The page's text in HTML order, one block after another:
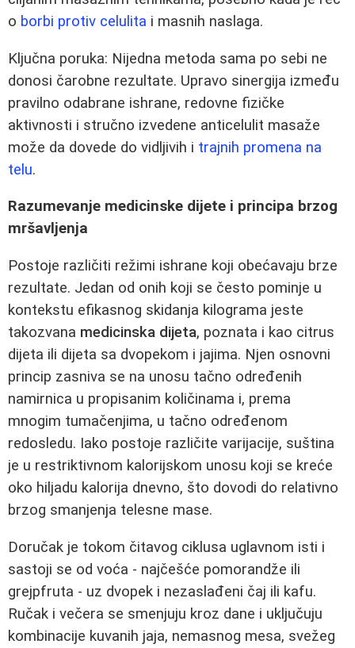
o borbi protiv celulita i masnih naslaga.
Ključna poruka: Nijedna metoda sama po sebi ne
donosi čarobne rezultate. Upravo sinergija između
pravilno odabrane ishrane, redovne fizičke
aktivnosti i stručno izvedene anticelulit masaže
može da dovede do vidljivih i trajnih promena na
telu.
Razumevanje medicinske dijete i principa brzog
mršavljenja
Postoje različiti režimi ishrane koji obećavaju brze
rezultate. Jedan od onih koji se često pominje u
kontekstu efikasnog skidanja kilograma jeste
takozvana medicinska dijeta, poznata i kao citrus
dijeta ili dijeta sa dvopekom i jajima. Njen osnovni
princip zasniva se na unosu tačno određenih
namirnica u propisanim količinama i, prema
mnogim tumačenjima, u tačno određenom
redosledu. Iako postoje različite varijacije, suština
je u restriktivnom kalorijskom unosu koji se kreće
oko hiljadu kalorija dnevno, što dovodi do relativno
brzog smanjenja telesne mase.
Doručak je tokom čitavog ciklusa uglavnom isti i
sastoji se od voća - najčešće pomorandže ili
grejpfruta - uz dvopek i nezaslađeni čaj ili kafu.
Ručak i večera se smenjuju kroz dane i uključuju
kombinacije kuvanih jaja, nemasnog mesa, svežeg